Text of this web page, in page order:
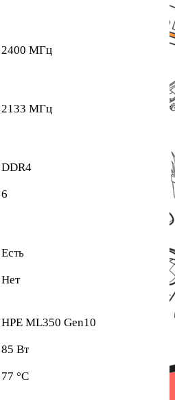
2400 МГц
2133 МГц
DDR4
6
Есть
Нет
HPE ML350 Gen10
85 Вт
77 °C